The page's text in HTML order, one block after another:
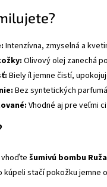
Intenzívna, zmyselná a
Olivový olej zanechá
Biely íl jemne čistí,
Bez syntetických
Vhodné aj pre veľmi
šumivú bombu Ruža
kúpeli stačí pokožku jemne